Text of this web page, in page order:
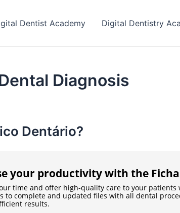
Dentist Academy Digital Dentistry
Diagnosis
Dentário?
your productivity with the
time and offer high-quality care to your patients
to complete and updated files with all dental
results.